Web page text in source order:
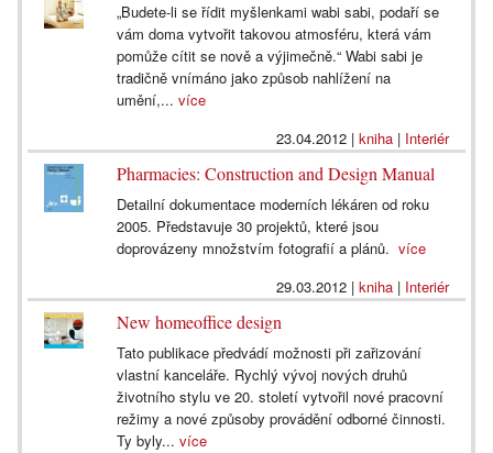
„Budete-li se řídit myšlenkami wabi sabi, podaří se
vám doma vytvořit takovou atmosféru, která vám
pomůže cítit se nově a výjimečně.“ Wabi sabi je
tradičně vnímáno jako způsob nahlížení na
umění,...více
23.04.2012| kniha| Interiér
Pharmacies: Construction and Design Manual
Detailní dokumentace moderních lékáren od roku
2005. Představuje 30 projektů, které jsou
doprovázeny množstvím fotografií a plánů.více
29.03.2012| kniha| Interiér
New homeoffice design
Tato publikace předvádí možnosti při zařizování
vlastní kanceláře. Rychlý vývoj nových druhů
životního stylu ve 20. století vytvořil nové pracovní
režimy a nové způsoby provádění odborné činnosti.
Ty byly...více